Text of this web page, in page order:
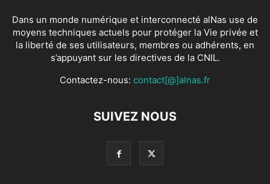
Dans un monde numérique et interconnecté alNas use de
moyens techniques actuels pour protéger la Vie privée et
la liberté de ses utilisateurs, membres ou adhérents, en
s’appuyant sur les directives de la CNIL.
Contactez-nous: contact[@]alnas.fr
SUIVEZ NOUS